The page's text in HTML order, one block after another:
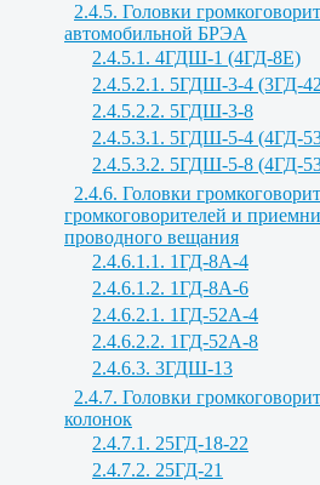
2.4.5. Головки
автомобильной БРЭА
2.4.5.1. 4ГДШ-1 (4ГД-8Е)
2.4.5.2.1. 5ГДШ-3-4 (3ГД-
2.4.5.2.2. 5ГДШ-3-8
2.4.5.3.1. 5ГДШ-5-4 (4ГД-
2.4.5.3.2. 5ГДШ-5-8 (4ГД-
2.4.6. Головки
громкоговорителей и
проводного вещания
2.4.6.1.1. 1ГД-8А-4
2.4.6.1.2. 1ГД-8А-6
2.4.6.2.1. 1ГД-52А-4
2.4.6.2.2. 1ГД-52А-8
2.4.6.3. 3ГДШ-13
2.4.7. Головки
колонок
2.4.7.1. 25ГД-18-22
2.4.7.2. 25ГД-21